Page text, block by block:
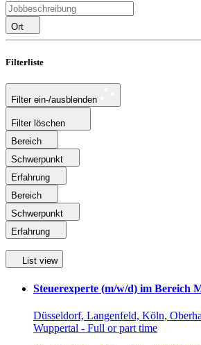
Ort
Filterliste
Filter ein-/ausblenden
Filter löschen
Bereich
Schwerpunkt
Erfahrung
Bereich
Schwerpunkt
Erfahrung
List view
Steuerexperte (m/w/d) im Bereich
Düsseldorf, Langenfeld, Köln,
Wuppertal - Full or part time